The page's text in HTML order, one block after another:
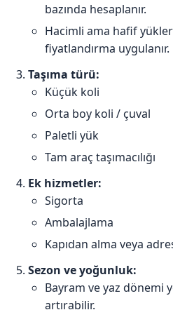
bazında hesaplanır.
Hacimli ama hafif
fiyatlandırma uygulanır.
Taşıma türü:
Küçük koli
Orta boy koli / çuval
Paletli yük
Tam araç taşımacılığı
Ek hizmetler:
Sigorta
Ambalajlama
Kapıdan alma veya
Sezon ve yoğunluk:
Bayram ve yaz dönemi
artırabilir.